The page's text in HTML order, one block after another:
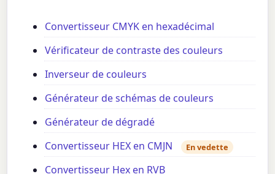
Convertisseur CMYK en hexadécimal
Vérificateur de contraste des couleurs
Inverseur de couleurs
Générateur de schémas de couleurs
Générateur de dégradé
Convertisseur HEX en CMJN
En vedette
Convertisseur Hex en RVB